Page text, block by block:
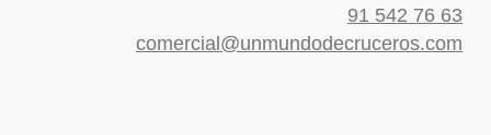
91 542 76 63
comercial@unmundodecruceros.com